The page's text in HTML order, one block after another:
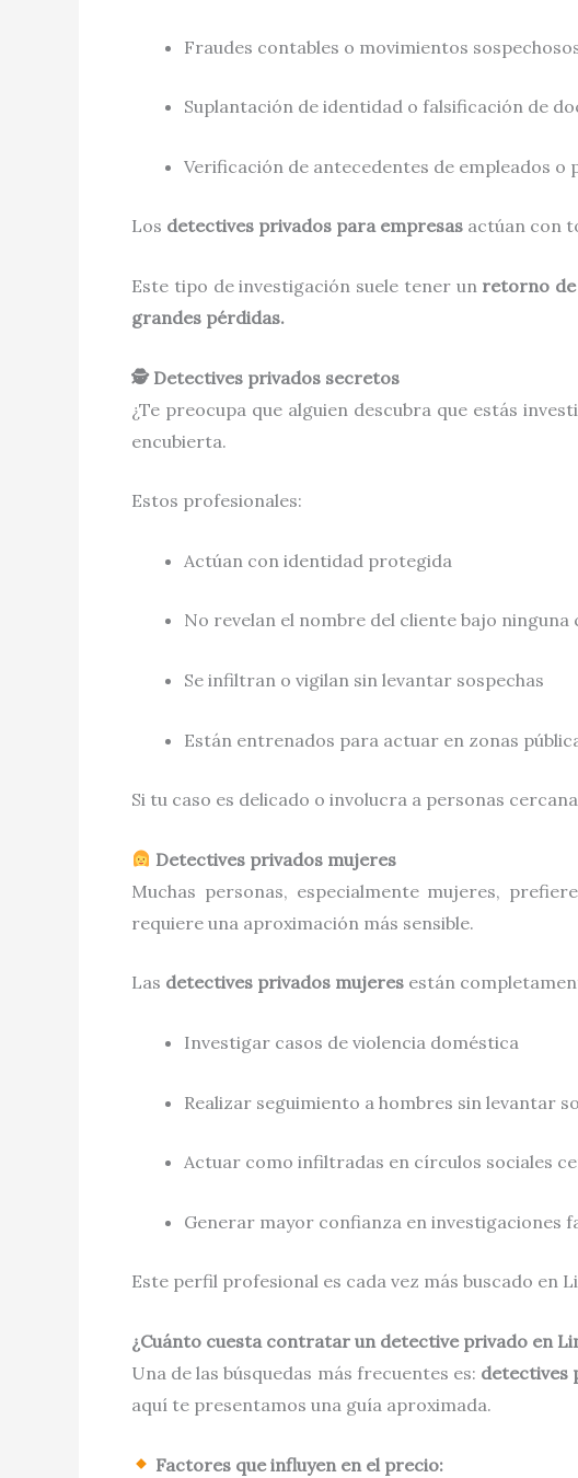
Fraudes contables o movimientos
Suplantación de identidad o falsificación de
Verificación de antecedentes de empleados o
Los detectives privados para empresas actúan con
Este tipo de investigación suele tener un retorno
grandes pérdidas.
🕵️ Detectives privados secretos
¿Te preocupa que alguien descubra que estás
encubierta.
Estos profesionales:
Actúan con identidad protegida
No revelan el nombre del cliente bajo
Se infiltran o vigilan sin levantar sospechas
Están entrenados para actuar en zonas
Si tu caso es delicado o involucra a personas
Detectives privados mujeres
Muchas personas, especialmente mujeres,
requiere una aproximación más sensible.
Las detectives privados mujeres están
Investigar casos de violencia doméstica
Realizar seguimiento a hombres sin levantar
Actuar como infiltradas en círculos sociales
Generar mayor confianza en investigaciones
Este perfil profesional es cada vez más buscado en
¿Cuánto cuesta contratar un detective privado en
Una de las búsquedas más frecuentes es: detectives
aquí te presentamos una guía aproximada.
Factores que influyen en el precio: